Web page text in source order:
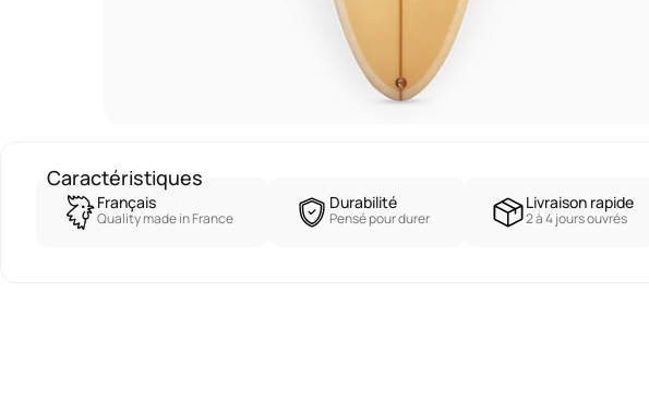
Caractéristiques
Français
Quality made in France
Durabilité
Pensé pour durer
Livraison rapide
2 à 4 jours ouvrés